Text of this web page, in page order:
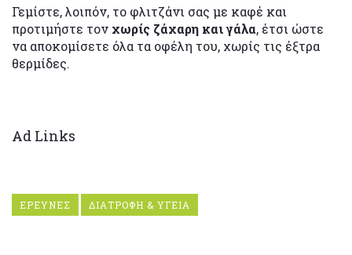
Γεμίστε, λοιπόν, το φλιτζάνι σας με καφέ και
προτιμήστε τον χωρίς ζάχαρη και γάλα, έτσι ώστε
να αποκομίσετε όλα τα οφέλη του, χωρίς τις έξτρα
θερμίδες.
Ad Links
ΕΡΕΥΝΕΣ ΔΙΑΤΡΟΦΗ & ΥΓΕΙΑ